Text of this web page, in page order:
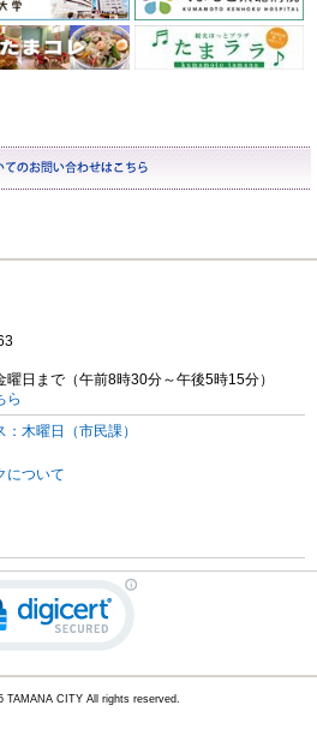
日まで（午前8時30分～午後5時15分）
ら
木曜日（市民課）
について
TAMANA CITY All rights reserved.